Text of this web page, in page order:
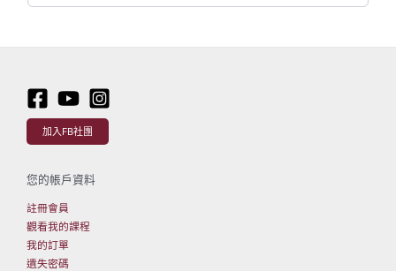
加入FB社團
您的帳戶資料
註冊會員
觀看我的課程
我的訂單
遺失密碼